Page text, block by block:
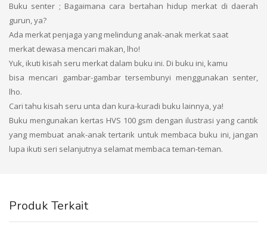
Buku senter ; Bagaimana cara bertahan hidup merkat di daerah
gurun, ya?
Ada merkat penjaga yang melindung anak-anak merkat saat
merkat dewasa mencari makan, lho!
Yuk, ikuti kisah seru merkat dalam buku ini. Di buku ini, kamu
bisa mencari gambar-gambar tersembunyi menggunakan senter,
lho.
Cari tahu kisah seru unta dan kura-kuradi buku lainnya, ya!
Buku mengunakan kertas HVS 100 gsm dengan ilustrasi yang cantik
yang membuat anak-anak tertarik untuk membaca buku ini, jangan
lupa ikuti seri selanjutnya selamat membaca teman-teman.
Produk Terkait